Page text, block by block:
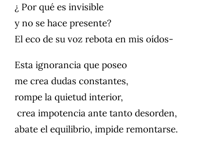
¿ Por qué es invisible
y no se hace presente?
El eco de su voz rebota en mis oídos-
Esta ignorancia que poseo
me crea dudas constantes,
rompe la quietud interior,
crea impotencia ante tanto desorden,
abate el equilibrio, impide remontarse.